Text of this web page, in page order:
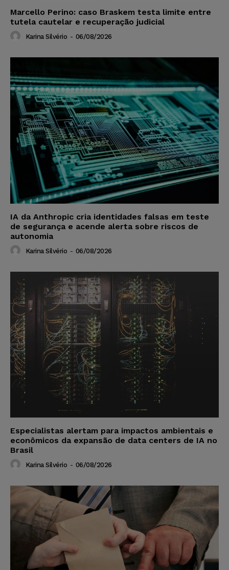
Marcello Perino: caso Braskem testa limite entre
tutela cautelar e recuperação judicial
Karina Silvério - 06/08/2026
IA da Anthropic cria identidades falsas em teste
de segurança e acende alerta sobre riscos de
autonomia
Karina Silvério - 06/08/2026
Especialistas alertam para impactos ambientais e
econômicos da expansão de data centers de IA no
Brasil
Karina Silvério - 06/08/2026